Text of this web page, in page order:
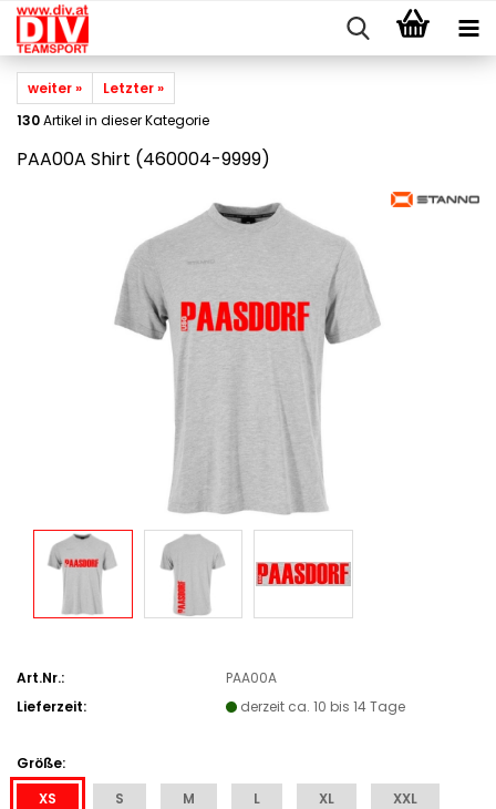
weiter »
Letzter »
130Artikel in dieser Kategorie
PAA00A Shirt (460004-9999)
Art.Nr.:
PAA00A
Lieferzeit:
derzeit ca. 10 bis 14 Tage
Größe:
XS
S M L XL XXL